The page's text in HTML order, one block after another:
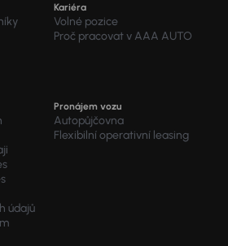
Kariéra
Volné pozice
Proč pracovat v AAA AUTO
údajů
Pronájem vozu
Autopůjčovna
Flexibilní operativní leasing